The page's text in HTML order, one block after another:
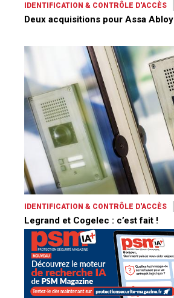
IDENTIFICATION & CONTRÔLE D'ACCÈS
Deux acquisitions pour Assa Abloy
IDENTIFICATION & CONTRÔLE D'ACCÈS
Legrand et Cogelec : c’est fait !